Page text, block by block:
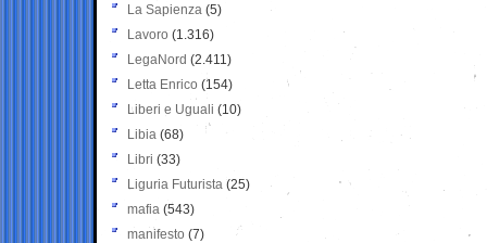
La Sapienza (5)
Lavoro (1.316)
LegaNord (2.411)
Letta Enrico (154)
Liberi e Uguali (10)
Libia (68)
Libri (33)
Liguria Futurista (25)
mafia (543)
manifesto (7)